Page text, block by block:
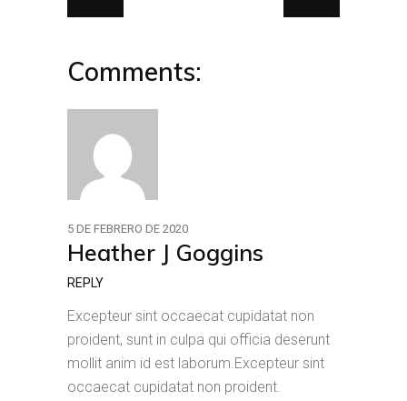
Comments:
5 DE FEBRERO DE 2020
Heather J Goggins
REPLY
Excepteur sint occaecat cupidatat non
proident, sunt in culpa qui officia deserunt
mollit anim id est laborum.Excepteur sint
occaecat cupidatat non proident.